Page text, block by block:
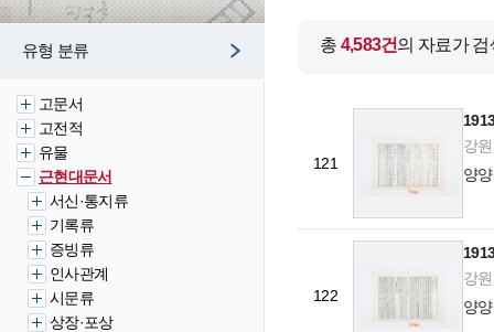
유형 분류
고문서
고전적
유물
근현대문서
서신·통지류
기록류
증빙류
인사관계
시문류
상장·포상
총 4,583건의 자료가
121
강
양
122
강
양